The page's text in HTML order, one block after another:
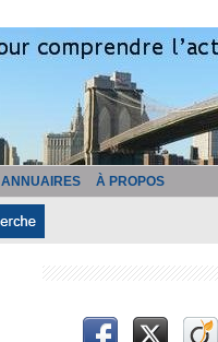
ANNUAIRES À PROPOS